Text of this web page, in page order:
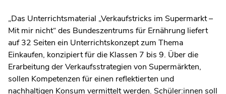
„Das Unterrichtsmaterial „Verkaufstricks im Supermarkt –
Mit mir nicht“ des Bundeszentrums für Ernährung liefert
auf 32 Seiten ein Unterrichtskonzept zum Thema
Einkaufen, konzipiert für die Klassen 7 bis 9. Über die
Erarbeitung der Verkaufsstrategien von Supermärkten,
sollen Kompetenzen für einen reflektierten und
nachhaltigen Konsum vermittelt werden. Schüler:innen soll